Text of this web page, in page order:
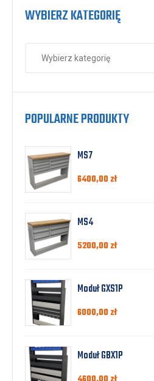
WYBIERZ KATEGORIĘ
POPULARNE PRODUKTY
MS7
6400,00 zł
MS4
5200,00 zł
Moduł GXS1P
6000,00 zł
Moduł GBX1P